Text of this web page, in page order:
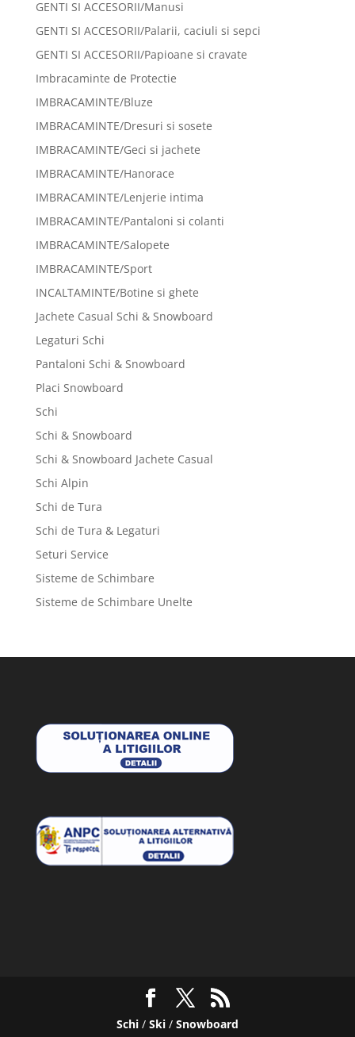
GENTI SI ACCESORII/Manusi
GENTI SI ACCESORII/Palarii, caciuli si sepci
GENTI SI ACCESORII/Papioane si cravate
Imbracaminte de Protectie
IMBRACAMINTE/Bluze
IMBRACAMINTE/Dresuri si sosete
IMBRACAMINTE/Geci si jachete
IMBRACAMINTE/Hanorace
IMBRACAMINTE/Lenjerie intima
IMBRACAMINTE/Pantaloni si colanti
IMBRACAMINTE/Salopete
IMBRACAMINTE/Sport
INCALTAMINTE/Botine si ghete
Jachete Casual Schi & Snowboard
Legaturi Schi
Pantaloni Schi & Snowboard
Placi Snowboard
Schi
Schi & Snowboard
Schi & Snowboard Jachete Casual
Schi Alpin
Schi de Tura
Schi de Tura & Legaturi
Seturi Service
Sisteme de Schimbare
Sisteme de Schimbare Unelte
Schi/ Ski/ Snowboard